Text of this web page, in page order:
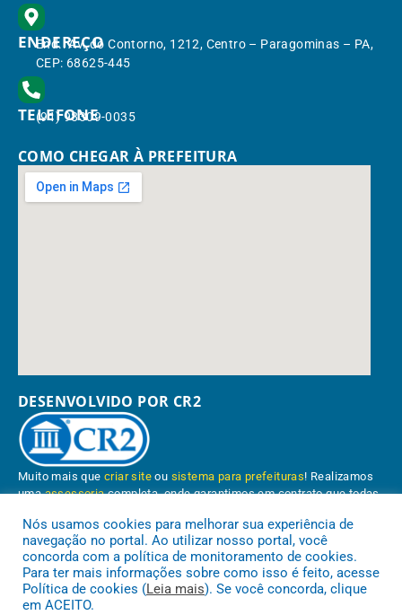
ENDEREÇO
End.: Av. do Contorno, 1212, Centro – Paragominas – PA,
CEP: 68625-445
TELEFONE
(91) 98309-0035
COMO CHEGAR À PREFEITURA
DESENVOLVIDO POR CR2
Muito mais quecriar site ou sistema para prefeituras! Realizamos
umaassessoriacompleta, onde garantimos em contrato que todas
Conheça oPNTP e oRadar da Transparência Pública
Nós usamos cookies para melhorar sua experiência de
navegação no portal. Ao utilizar nosso portal, você
concorda com a política de monitoramento de cookies.
Para ter mais informações sobre como isso é feito, acesse
Política de cookies (Leia mais). Se você concorda, clique
em ACEITO.